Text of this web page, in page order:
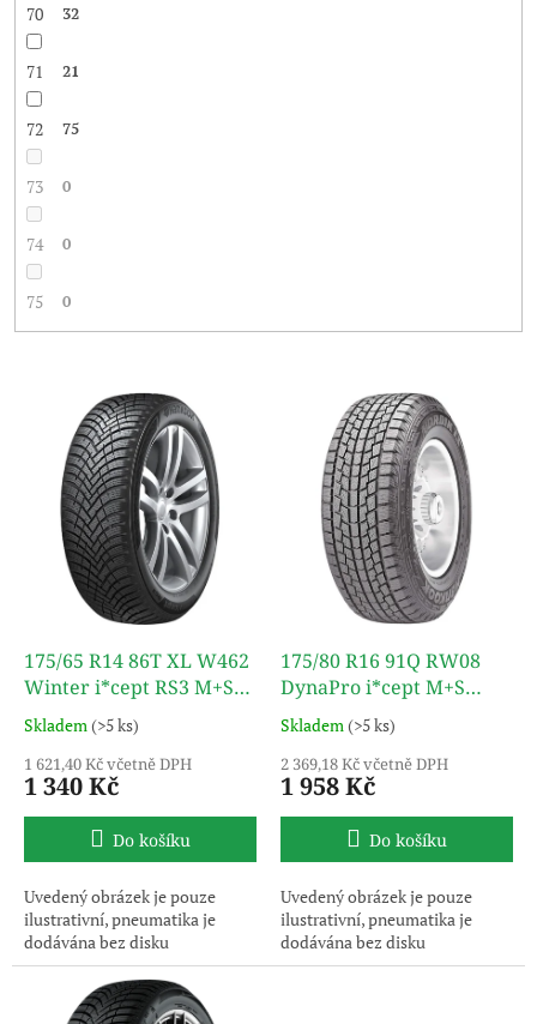
70 32
71 21
72 75
73 0
74 0
75 0
175/65 R14 86T XL W462
Winter i*cept RS3 M+S
3PMSF TL HANKOOK
Skladem(>5 ks)
1 621,40 Kč včetně DPH
1 340 Kč
Do košíku
Uvedený obrázek je pouze
ilustrativní, pneumatika je
dodávána bez disku
175/80 R16 91Q RW08
DynaPro i*cept M+S
3PMSF TL HANKOOK
Skladem(>5 ks)
2 369,18 Kč včetně DPH
1 958 Kč
Do košíku
Uvedený obrázek je pouze
ilustrativní, pneumatika je
dodávána bez disku